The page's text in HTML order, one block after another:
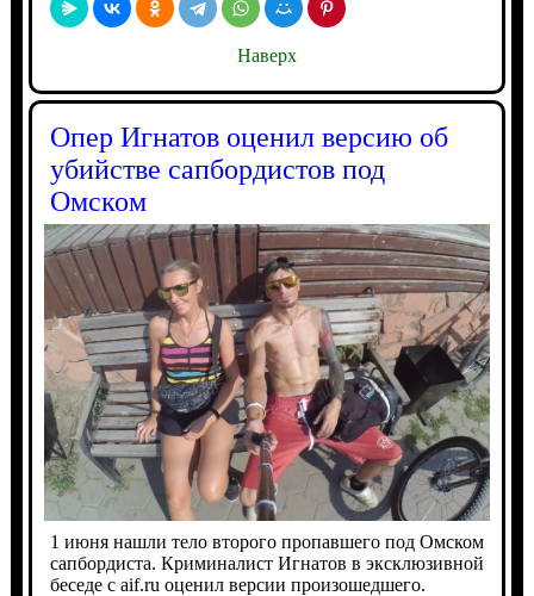
Наверх
Опер Игнатов оценил версию об
убийстве сапбордистов под
Омском
1 июня нашли тело второго пропавшего под Омском
сапбордиста. Криминалист Игнатов в эксклюзивной
беседе с aif.ru оценил версии произошедшего.